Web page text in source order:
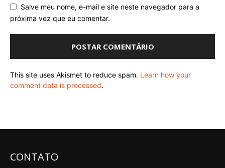
Salve meu nome, e-mail e site neste navegador para a
próxima vez que eu comentar.
This site uses Akismet to reduce spam. Learn how your
comment data is processed.
CONTATO